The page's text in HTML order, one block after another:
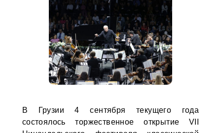
В Грузии 4 сентября текущего года
состоялось торжественное открытие VII